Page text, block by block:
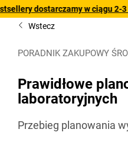
w ciągu 2-3 dni
Wstecz
PORADNIK ZAKUPOWY
Prawidłowe
laboratoryjnych
Przebieg planowania